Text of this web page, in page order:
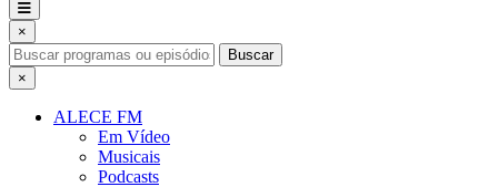
×
Buscar
×
ALECE FM
Em Vídeo
Musicais
Podcasts